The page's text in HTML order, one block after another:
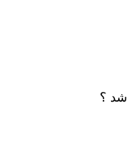
؟